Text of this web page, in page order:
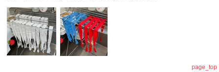
page_top